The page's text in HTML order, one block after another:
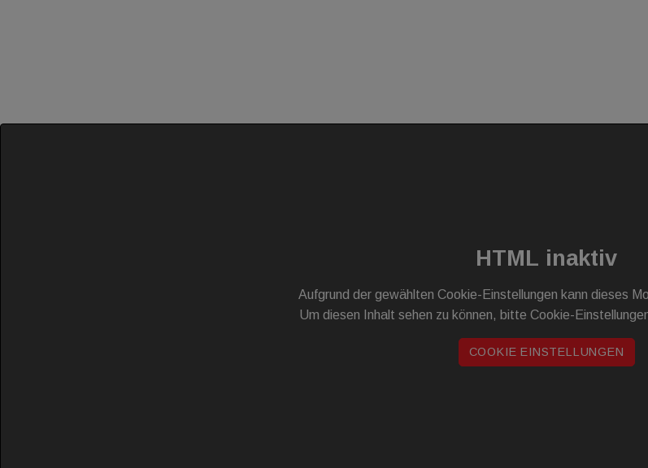
HTML inaktiv
Aufgrund der gewählten Cookie-Einstellungen kann dieses
Um diesen Inhalt sehen zu können, bitte Cookie-
COOKIE EINSTELLUNGEN